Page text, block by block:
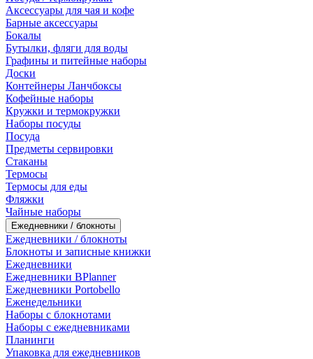
Аксессуары для чая и кофе
Барные аксессуары
Бокалы
Бутылки, фляги для воды
Графины и питейные наборы
Доски
Контейнеры Ланчбоксы
Кофейные наборы
Кружки и термокружки
Наборы посуды
Посуда
Предметы сервировки
Стаканы
Термосы
Термосы для еды
Фляжки
Чайные наборы
Ежедневники / блокноты
Ежедневники / блокноты
Блокноты и записные книжки
Ежедневники
Ежедневники BPlanner
Ежедневники Portobello
Еженедельники
Наборы с блокнотами
Наборы с ежедневниками
Планинги
Упаковка для ежедневников